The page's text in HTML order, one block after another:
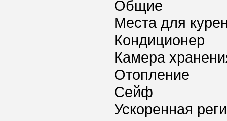
Общие
Места для
Кондиционер
Камера
Отопление
Сейф
Ускоренная